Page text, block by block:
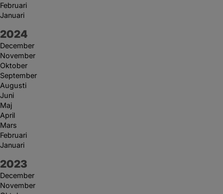
Februari
Januari
År:
2024
December
November
Oktober
September
Augusti
Juni
Maj
April
Mars
Februari
Januari
År:
2023
December
November